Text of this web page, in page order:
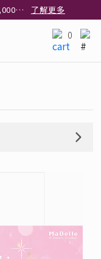
輸入NEW100 網店限定新客購物滿$1,000減$100
了解更多
了解更多
0